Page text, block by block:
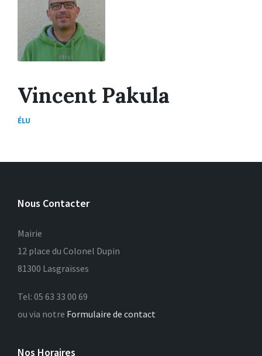
Vincent Pakula
ÉLU
Nous Contacter
Mairie
12 place du Colonel Dupin
81300 Lasgraïsses
Tel: 05 63 33 00 69
ou via notre Formulaire de contact
Nos Horaires